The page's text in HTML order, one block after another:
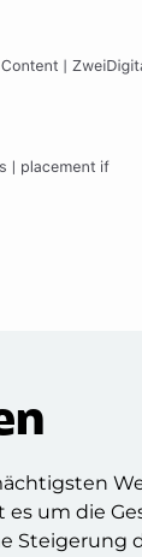
es um die